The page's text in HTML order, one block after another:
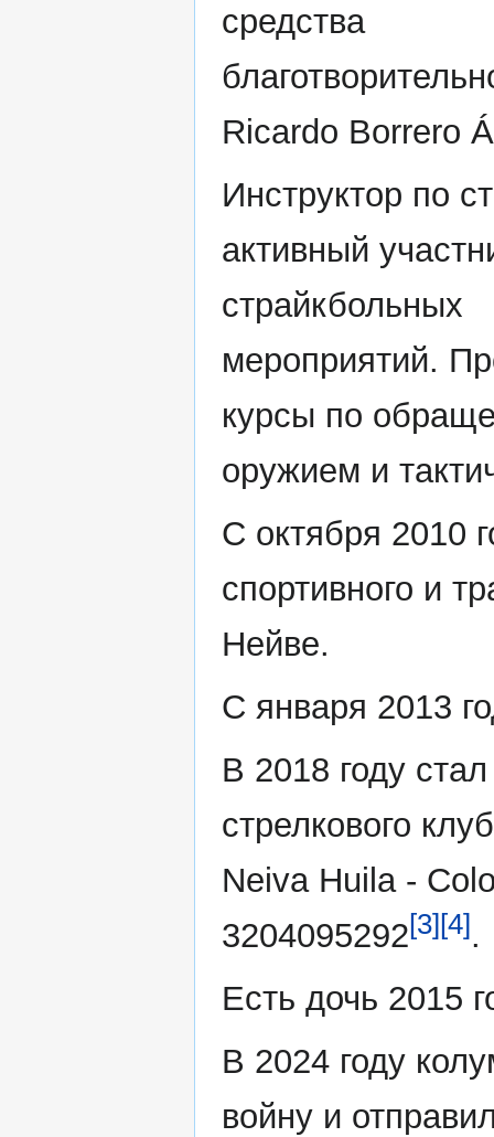
средства
Ricardo Borrero
Инструктор по
активный
страйкбольных
мероприятий.
курсы по
оружием и
С октября 2010
спортивного и
Нейве.
С января 2013
В 2018 году
стрелкового
Neiva Huila -
3204095292[3][4].
Есть дочь 2015
В 2024 году
войну и